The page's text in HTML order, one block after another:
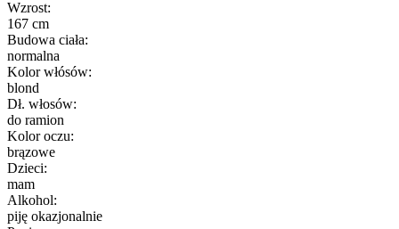
Wzrost:
167 cm
Budowa ciała:
normalna
Kolor włósów:
blond
Dł. włosów:
do ramion
Kolor oczu:
brązowe
Dzieci:
mam
Alkohol:
piję okazjonalnie